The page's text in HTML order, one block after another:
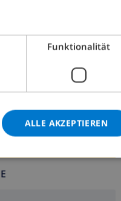
GERMAN
NORWEGIAN
Funktionalität
ALLE AKZEPTIEREN